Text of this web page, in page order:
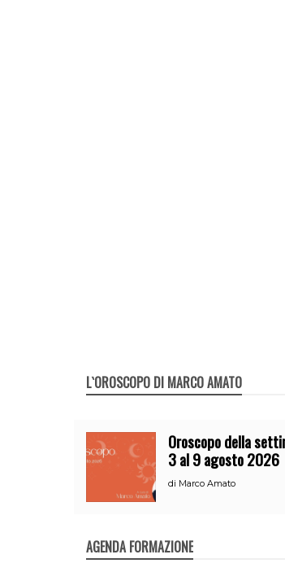
L`OROSCOPO DI MARCO AMATO
Oroscopo della
3 al 9 agosto 2026
di Marco Amato
AGENDA FORMAZIONE